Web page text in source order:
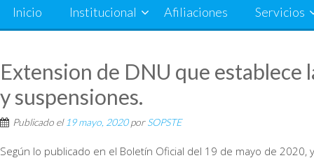
Inicio Institucional Afiliaciones Servicios
Extension de DNU que
y suspensiones.
Publicado el 19 mayo, 2020porSOPSTE
Según lo publicado en el Boletín Oficial del 19 de mayo de